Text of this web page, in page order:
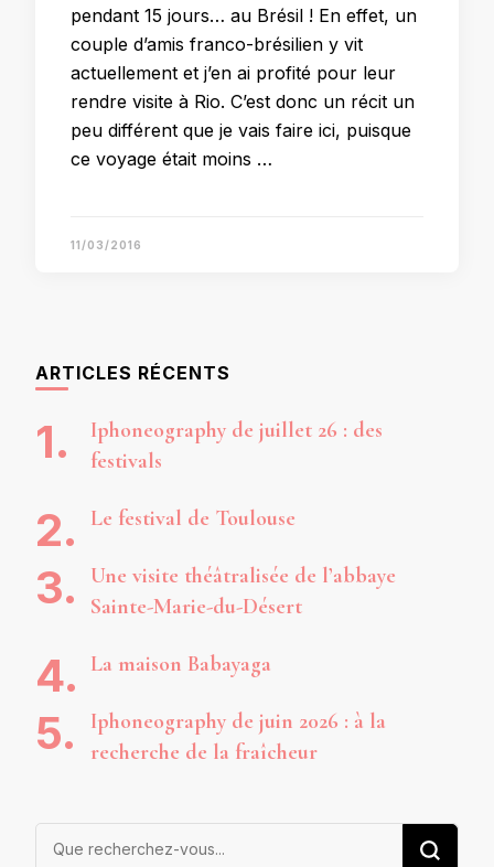
pendant 15 jours… au Brésil ! En effet, un
couple d’amis franco-brésilien y vit
actuellement et j’en ai profité pour leur
rendre visite à Rio. C’est donc un récit un
peu différent que je vais faire ici, puisque
ce voyage était moins …
11/03/2016
ARTICLES RÉCENTS
Iphoneography de juillet 26 : des
festivals
Le festival de Toulouse
Une visite théâtralisée de l’abbaye
Sainte-Marie-du-Désert
La maison Babayaga
Iphoneography de juin 2026 : à la
recherche de la fraîcheur
Vous